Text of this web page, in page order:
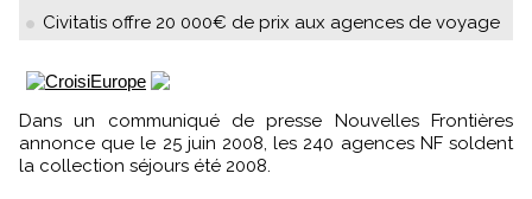
Civitatis offre 20 000€ de prix aux agences de voyage
Dans un communiqué de presse Nouvelles Frontières
annonce que le 25 juin 2008, les 240 agences NF soldent
la collection séjours été 2008.